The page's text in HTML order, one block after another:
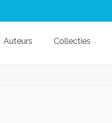
Auteurs Collecties